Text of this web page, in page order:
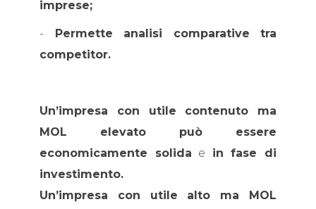
imprese;
- Permette analisi comparative tra
competitor.
Un’impresa con utile contenuto ma
MOL elevato può essere
economicamente solida e in fase di
investimento.
Un’impresa con utile alto ma MOL